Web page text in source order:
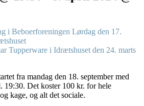
i Beboerforeningen Lørdag den 17.
Tupperware i Idrætshuset den 24. marts
fra mandag den 18. september med
19:30. Det koster 100 kr. for hele
kage, og alt det sociale.